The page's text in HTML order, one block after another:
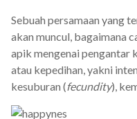
Sebuah persamaan yang
akan muncul, bagaimana
apik mengenai pengantar
atau kepedihan, yakni
kesuburan (fecundity),